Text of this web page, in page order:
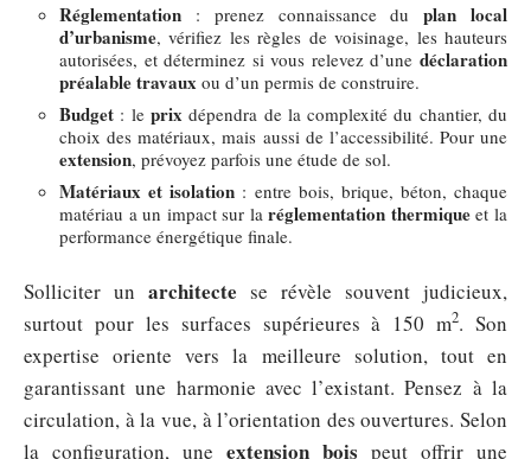
Réglementation : prenez connaissance duplan local
d’urbanisme, vérifiez les règles de voisinage, les hauteurs
autorisées, et déterminez si vous relevez d’une déclaration
préalable travaux ou d’un permis de construire.
Budget : le prixdépendra de la complexité du chantier, du
choix des matériaux, mais aussi de l’accessibilité. Pour une
extension, prévoyez parfois une étude de sol.
Matériaux et isolation : entre bois, brique, béton, chaque
matériau a un impact sur laréglementation thermiqueet la
performance énergétique finale.
Solliciter un architecte se révèle souvent judicieux,
surtout pour les surfaces supérieures à 150 m2. Son
expertise oriente vers la meilleure solution, tout en
garantissant une harmonie avec l’existant. Pensez à la
circulation, à la vue, à l’orientation des ouvertures. Selon
la configuration, une extension bois peut offrir une